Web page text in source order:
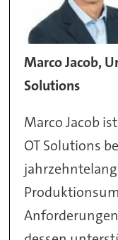
Marco Jacob,
Solutions
Marco Jacob
OT Solutions
Anforderungen